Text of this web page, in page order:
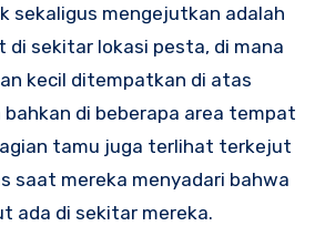
sekaligus mengejutkan adalah
di sekitar lokasi pesta, di mana
kecil ditempatkan di atas
bahkan di beberapa area tempat
tamu juga terlihat terkejut
saat mereka menyadari bahwa
ada di sekitar mereka.